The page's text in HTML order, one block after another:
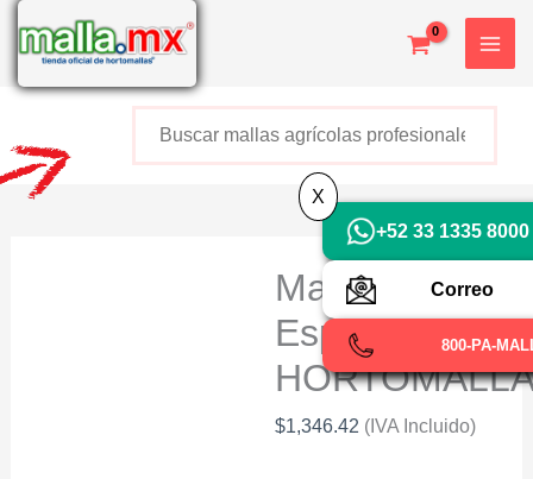
contenido
Malla
Espaldera
$1,346.42 (IVA Incluido)
+52 800 726 2552
+52 33 1335 8000
Correo
800-PA-
X